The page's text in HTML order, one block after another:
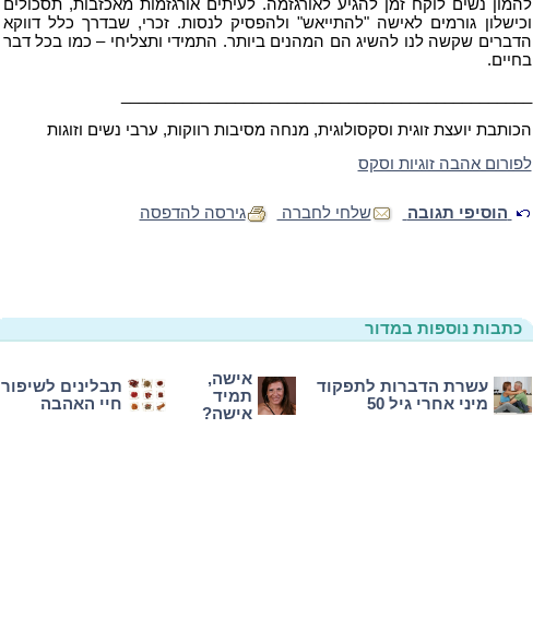
להמון נשים לוקח זמן להגיע לאורגזמה. לעיתים אורגזמות מאכזבות, תסכולים
וכישלון גורמים לאישה "להתייאש" ולהפסיק לנסות. זכרי, שבדרך כלל דווקא
הדברים שקשה לנו להשיג הם המהנים ביותר. התמידי ותצליחי – כמו בכל דבר
בחיים.
הכותבת יועצת זוגית וסקסולוגית, מנחה מסיבות רווקות, ערבי נשים וזוגות
לפורום אהבה זוגיות וסקס
הוסיפי תגובה שלחי לחברה גירסה להדפסה
כתבות נוספות במדור
עשרת הדברות לתפקוד
מיני אחרי גיל 50
אישה,
תמיד
אישה?
תבלינים לשיפור
חיי האהבה